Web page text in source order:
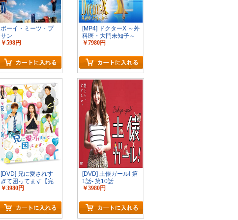
ボーイ・ミーツ・プ
サン
￥598円
[MP4] ドクターX ～外
科医・大門未知子～
全6シーズン
￥7980円
[DVD] 兄に愛されす
ぎて困ってます【完
全版】(初回生産限定
￥3980円
[DVD] 土俵ガール! 第
1話- 第10話
￥3980円